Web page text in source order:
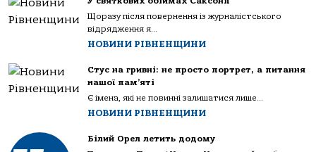
Щоразу після повернення із журналістського
відрядження я...
НОВИНИ РІВНЕНЩИНИ
Стус на гривні: не просто портрет, а питання
нашої пам’яті
Є імена, які не повинні залишатися лише...
НОВИНИ РІВНЕНЩИНИ
Білий Орел летить додому